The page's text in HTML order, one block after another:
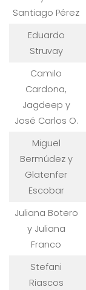
Santiago Pérez
Eduardo
Struvay
Camilo
Cardona,
Jagdeep y
José Carlos O.
Miguel
Bermúdez y
Glatenfer
Escobar
Juliana Botero
y Juliana
Franco
Stefani
Riascos